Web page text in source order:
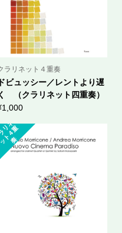
ラリネット４重奏
ドビュッシー／レントより遅
（クラリネット四重奏）
1,000
奏